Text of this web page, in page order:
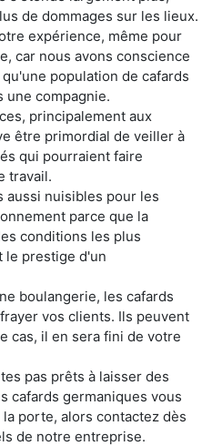
de dommages sur les lieux.
expérience, même pour
car nous avons conscience
population de cafards
une compagnie.
principalement aux
être primordial de veiller à
qui pourraient faire
travail.
aussi nuisibles pour les
parce que la
conditions les plus
le prestige d'un
boulangerie, les cafards
vos clients. Ils peuvent
cas, il en sera fini de votre
pas prêts à laisser des
cafards germaniques vous
porte, alors contactez dès
de notre entreprise.